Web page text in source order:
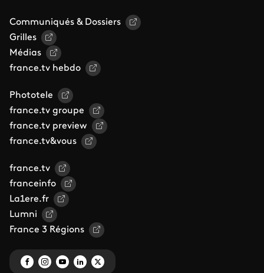
Communiqués & Dossiers
Grilles
Médias
france.tv hebdo
Phototele
france.tv groupe
france.tv preview
france.tv&vous
france.tv
franceinfo
La1ere.fr
Lumni
France 3 Régions